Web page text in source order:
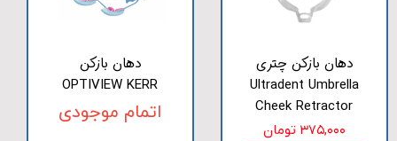
دهان بازکن چتری
Ultradent Umbrella
Cheek Retractor
۳۷۵,۰۰۰ تومان
دهان بازکن
OPTIVIEW KERR
اتمام موجودی